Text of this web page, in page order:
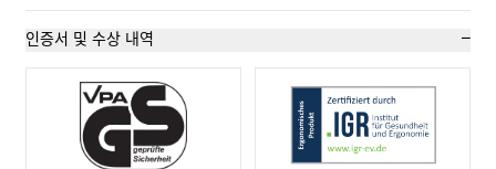
내마모성이 매우 좋음
매우 인체공학적임
이동을 위한 안전잠금장치
플라스틱 스트랩 끈
고무
PVC
안전 포스터
교육 영상
기술 데이터시트
인증서 및 수상 내역 −